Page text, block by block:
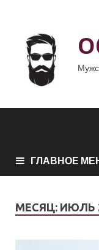
ГЛАВНОЕ
МЕСЯЦ: ИЮЛЬ